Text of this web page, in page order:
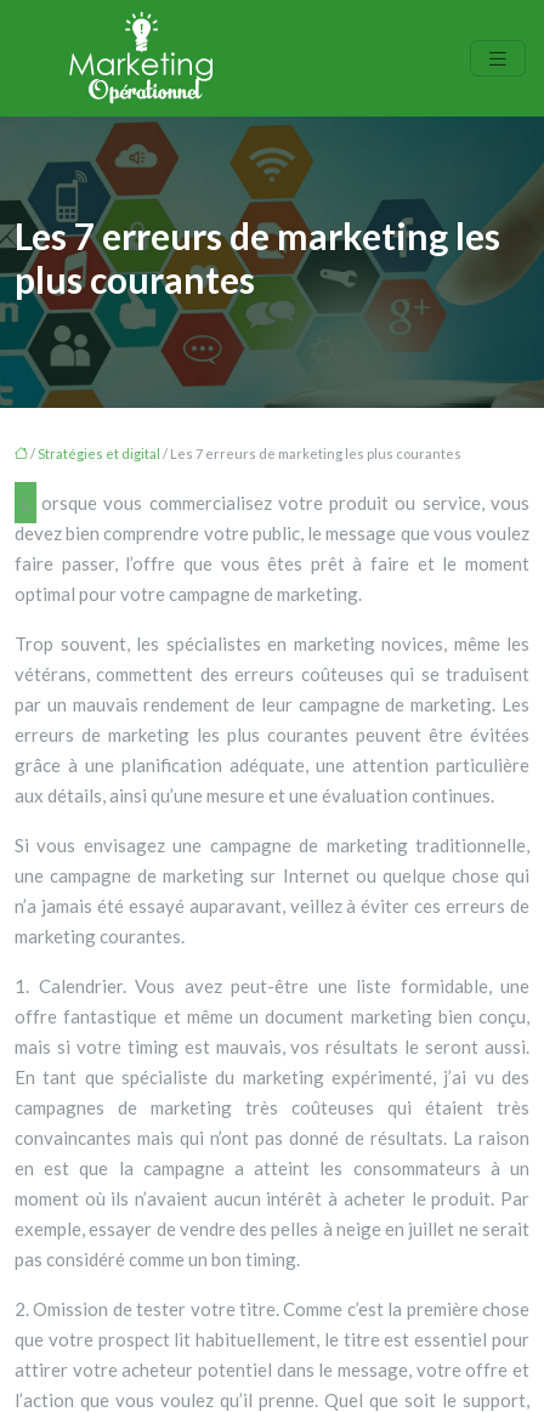
Les 7 erreurs de marketing les
plus courantes
/ Stratégies et digital / Les 7 erreurs de marketing les plus courantes
Lorsque vous commercialisez votre produit ou service, vous
devez bien comprendre votre public, le message que vous voulez
faire passer, l’offre que vous êtes prêt à faire et le moment
optimal pour votre campagne de marketing.
Trop souvent, les spécialistes en marketing novices, même les
vétérans, commettent des erreurs coûteuses qui se traduisent
par un mauvais rendement de leur campagne de marketing. Les
erreurs de marketing les plus courantes peuvent être évitées
grâce à une planification adéquate, une attention particulière
aux détails, ainsi qu’une mesure et une évaluation continues.
Si vous envisagez une campagne de marketing traditionnelle,
une campagne de marketing sur Internet ou quelque chose qui
n’a jamais été essayé auparavant, veillez à éviter ces erreurs de
marketing courantes.
1. Calendrier. Vous avez peut-être une liste formidable, une
offre fantastique et même un document marketing bien conçu,
mais si votre timing est mauvais, vos résultats le seront aussi.
En tant que spécialiste du marketing expérimenté, j’ai vu des
campagnes de marketing très coûteuses qui étaient très
convaincantes mais qui n’ont pas donné de résultats. La raison
en est que la campagne a atteint les consommateurs à un
moment où ils n’avaient aucun intérêt à acheter le produit. Par
exemple, essayer de vendre des pelles à neige en juillet ne serait
pas considéré comme un bon timing.
2. Omission de tester votre titre. Comme c’est la première chose
que votre prospect lit habituellement, le titre est essentiel pour
attirer votre acheteur potentiel dans le message, votre offre et
l’action que vous voulez qu’il prenne. Quel que soit le support,